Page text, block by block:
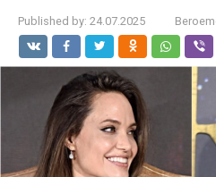
Published by: 24.07.2025